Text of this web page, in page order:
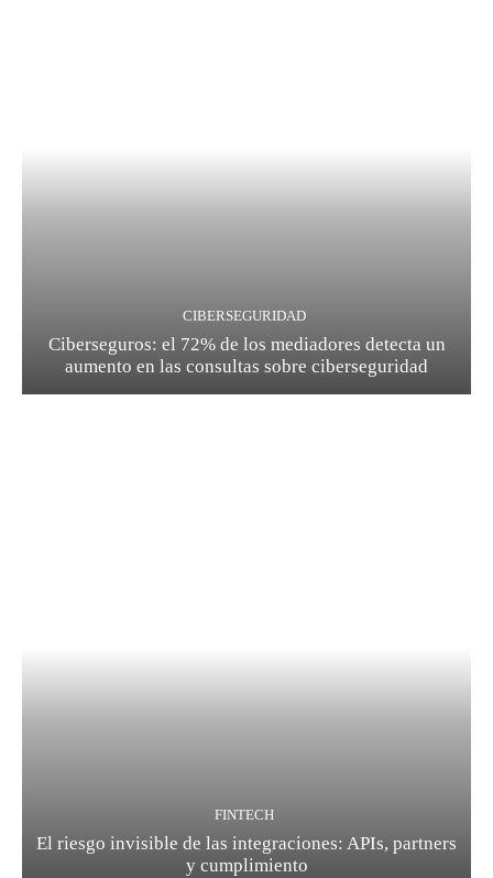
CIBERSEGURIDAD
Ciberseguros: el 72% de los mediadores detecta un
aumento en las consultas sobre ciberseguridad
FINTECH
El riesgo invisible de las integraciones: APIs, partners
y cumplimiento